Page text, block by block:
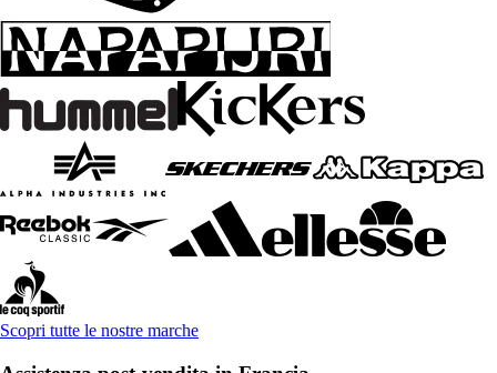
Scopri tutte le nostre marche